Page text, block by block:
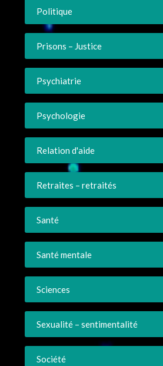
Politique
Prisons – Justice
Psychiatrie
Psychologie
Relation d'aide
Retraites – retraités
Santé
Santé mentale
Sciences
Sexualité – sentimentalité
Société